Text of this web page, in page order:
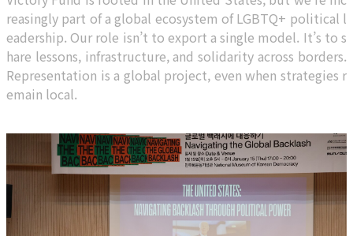
reasingly part of a global ecosystem of LGBTQ+ political l
eadership. Our role isn’t to export a single model. It’s to s
hare lessons, infrastructure, and solidarity across borders.
Representation is a global project, even when strategies r
emain local.